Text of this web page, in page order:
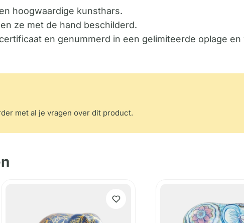
hoogwaardige kunsthars.
ze met de hand beschilderd.
en genummerd in een gelimiteerde oplage
met al je vragen over dit product.